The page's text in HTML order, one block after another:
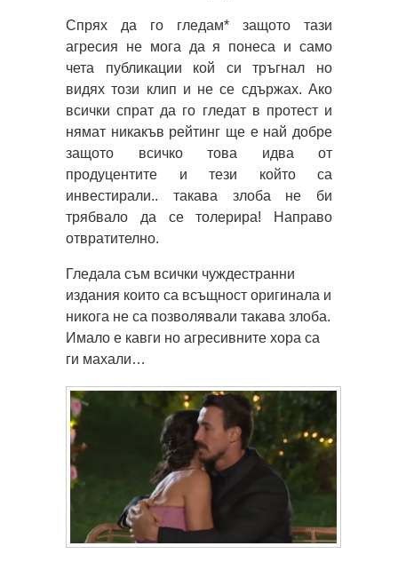
Спрях да го гледам* защото тази
агресия не мога да я понеса и само
чета публикации кой си тръгнал но
видях този клип и не се сдържах. Ако
всички спрат да го гледат в протест и
нямат никакъв рейтинг ще е най добре
защото всичко това идва от
продуцентите и тези който са
инвестирали.. такава злоба не би
трябвало да се толерира! Направо
отвратително.
Гледала съм всички чуждестранни
издания които са всъщност оригинала и
никога не са позволявали такава злоба.
Имало е кавги но агресивните хора са
ги махали…